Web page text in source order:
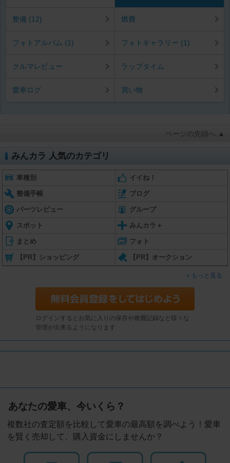
整備 (12) 燃費
フォトアルバム (1) フォトギャラリー (1)
クルマレビュー ラップタイム
愛車ログ 買い物
ページの先頭へ ▲
みんカラ 人気のカテゴリ
車種別 イイね！
整備手帳 ブログ
パーツレビュー グループ
スポット みんカラ＋
まとめ フォト
【PR】ショッピング 【PR】オークション
もっと見る
ログインするとお気に入りの保存や燃費記録など様々な
管理が出来るようになります
あなたの愛車、今いくら？
複数社の査定額を比較して愛車の最高額を調べよう！愛車
を賢く売却して、購入資金にしませんか？